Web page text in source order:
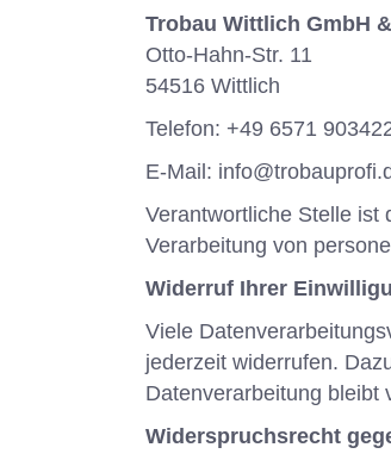
Trobau Wittlich GmbH
Otto-Hahn-Str. 11
54516 Wittlich
Telefon: +49 6571
E-Mail:
Verantwortliche Stelle ist
Verarbeitung von
Widerruf Ihrer
Viele
jederzeit widerrufen.
Datenverarbeitung bleibt
Widerspruchsrecht